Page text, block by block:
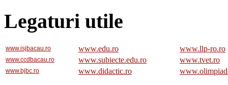
Legaturi utile
www.isjbacau.ro www.edu.ro www.llp-ro.ro
www.ccdbacau.ro www.subiecte.edu.ro www.tvet.ro
www.bjbc.ro www.didactic.ro